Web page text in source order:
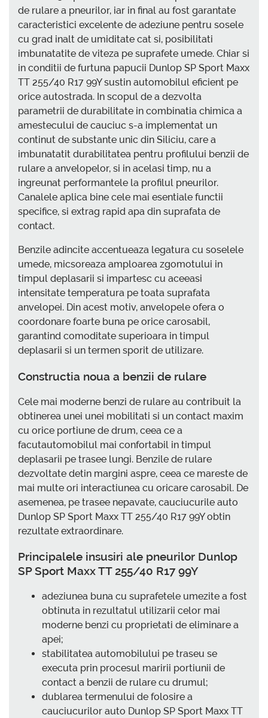
de rulare a pneurilor, iar in final au fost garantate
caracteristici excelente de adeziune pentru sosele
cu grad inalt de umiditate cat si, posibilitati
imbunatatite de viteza pe suprafete umede. Chiar si
in conditii de furtuna papucii Dunlop SP Sport Maxx
TT 255/40 R17 99Y sustin automobilul eficient pe
orice autostrada. In scopul de a dezvolta
parametrii de durabilitate in combinatia chimica a
amestecului de cauciuc s-a implementat un
continut de substante unic din Siliciu, care a
imbunatatit durabilitatea pentru profilului benzii de
rulare a anvelopelor, si in acelasi timp, nu a
ingreunat performantele la profilul pneurilor.
Canalele aplica bine cele mai esentiale functii
specifice, si extrag rapid apa din suprafata de
contact.
Benzile adincite accentueaza legatura cu soselele
umede, micsoreaza amploarea zgomotului in
timpul deplasarii si impartesc cu aceeasi
intensitate temperatura pe toata suprafata
anvelopei. Din acest motiv, anvelopele ofera o
coordonare foarte buna pe orice carosabil,
garantind comoditate superioara in timpul
deplasarii si un termen sporit de utilizare.
Constructia noua a benzii de rulare
Cele mai moderne benzi de rulare au contribuit la
obtinerea unei unei mobilitati si un contact maxim
cu orice portiune de drum, ceea ce a
facutautomobilul mai confortabil in timpul
deplasarii pe trasee lungi. Benzile de rulare
dezvoltate detin margini aspre, ceea ce mareste de
mai multe ori interactiunea cu oricare carosabil. De
asemenea, pe trasee nepavate, cauciucurile auto
Dunlop SP Sport Maxx TT 255/40 R17 99Y obtin
rezultate extraordinare.
Principalele insusiri ale pneurilor Dunlop
SP Sport Maxx TT 255/40 R17 99Y
adeziunea buna cu suprafetele umezite a fost
obtinuta in rezultatul utilizarii celor mai
moderne benzi cu proprietati de eliminare a
apei;
stabilitatea automobilului pe traseu se
executa prin procesul maririi portiunii de
contact a benzii de rulare cu drumul;
dublarea termenului de folosire a
cauciucurilor auto Dunlop SP Sport Maxx TT